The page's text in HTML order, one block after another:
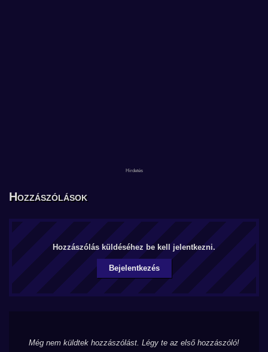
Hozzászólások
Hozzászólás küldéséhez be kell jelentkezni.
Bejelentkezés
Még nem küldtek hozzászólást. Légy te az első hozzászóló!